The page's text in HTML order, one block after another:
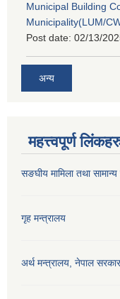
Municipal Building
Municipality(LUM/
Post date: 02/13/
अन्य
महत्त्वपूर्ण
सङघीय मामिला तथा
गृह मन्त्रालय
अर्थ मन्त्रालय, नेपाल सरकार